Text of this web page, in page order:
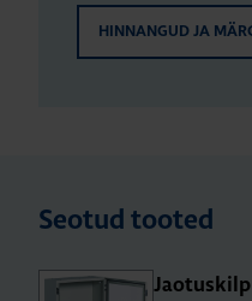
HINNANGUD JA
Seotud tooted
Jao­tus­kilp